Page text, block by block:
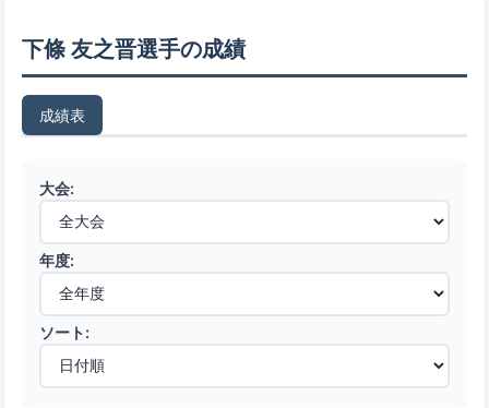
下條 友之晋選手の成績
成績表
大会:
年度:
ソート: